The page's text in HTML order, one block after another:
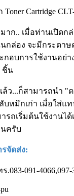
Cartridge
าก.. เมื่อท่านเปิดก
กล่อง จะมีกระดา
อบการใช้งานอย่า
ชิ้น
ว...ก็สามารถนำ "
หมึกเก่า เมื่อใส่แ
รถเริ่มต้นใช้งานไ
ครับ
จัดส่ง:
091-4066,097-